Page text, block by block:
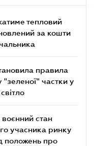
тепловий
за кошти
правила
частки у
воєнний стан
учасника ринку
положень про